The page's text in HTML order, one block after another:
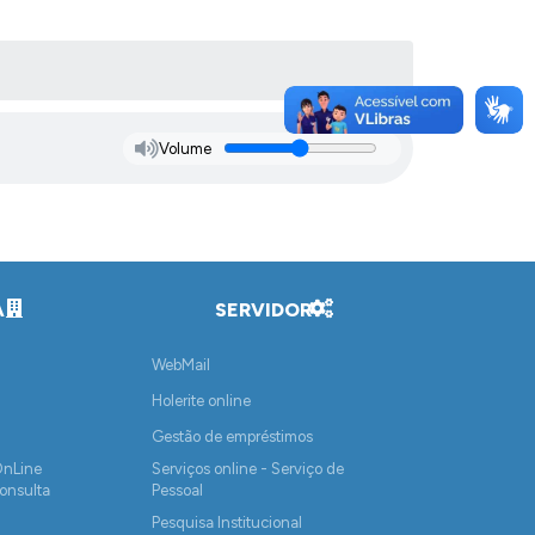
Volume
SERVIDOR
WebMail
Holerite online
Gestão de empréstimos
Serviços online - Serviço de
Pessoal
Pesquisa Institucional